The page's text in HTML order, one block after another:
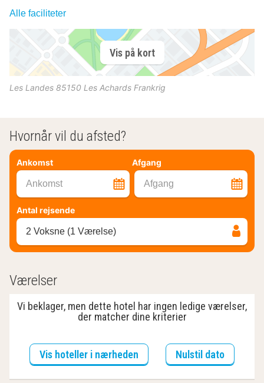
Alle faciliteter
Vis på kort
Les Landes 85150 Les Achards Frankrig
Hvornår vil du afsted?
Ankomst Afgang
Ankomst Afgang
Antal rejsende
2 Voksne (1 Værelse)
Værelser
Vi beklager, men dette hotel har ingen ledige værelser,
der matcher dine kriterier
Vis hoteller i nærheden Nulstil dato